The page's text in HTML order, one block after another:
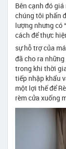
Bên cạnh đó
chúng tôi phấn
lượng nhưng có
cách để thực
sự hỗ trợ của
đã cho ra
trong khi thời
tiếp nhập khẩu
một lợi thế để
rèm cửa xuống